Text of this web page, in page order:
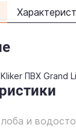
ПВХ Grand
и